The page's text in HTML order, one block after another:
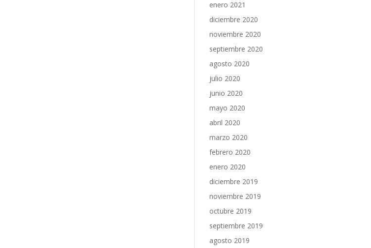
enero 2021
diciembre 2020
noviembre 2020
septiembre 2020
agosto 2020
julio 2020
junio 2020
mayo 2020
abril 2020
marzo 2020
febrero 2020
enero 2020
diciembre 2019
noviembre 2019
octubre 2019
septiembre 2019
agosto 2019